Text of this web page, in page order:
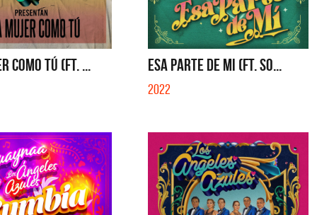
COMO TÚ (FT. ... ESA PARTE DE MI (FT. SO...
2022